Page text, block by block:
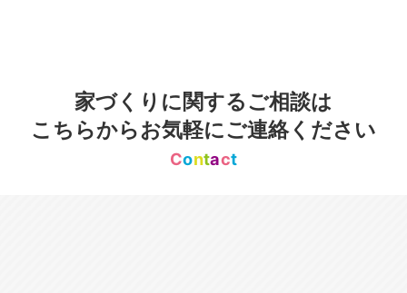
家づくりに関するご相談は
こちらからお気軽にご連絡ください
Contact